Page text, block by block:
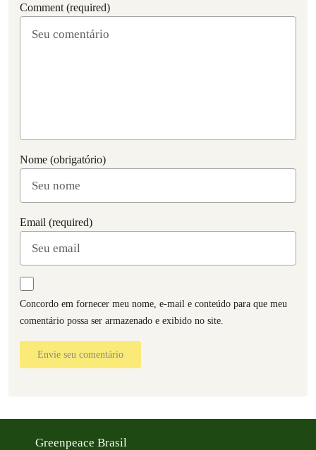
Comment (required)
Nome (obrigatório)
Email (required)
Concordo em fornecer meu nome, e-mail e conteúdo para que meu
comentário possa ser armazenado e exibido no site.
Envie seu comentário
Greenpeace Brasil